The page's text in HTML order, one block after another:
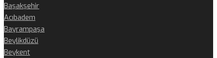
Başakşehir
Acıbadem
Bayrampaşa
Beylikdüzü
Beykent